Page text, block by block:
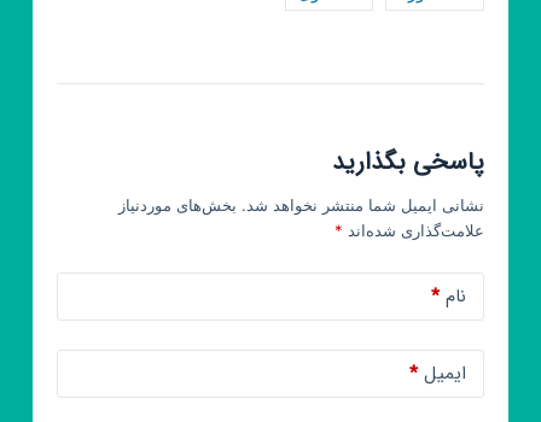
پاسخی بگذارید
نشانی ایمیل شما منتشر نخواهد شد. بخش‌های موردنیاز
علامت‌گذاری شده‌اند *
نام*
ایمیل*